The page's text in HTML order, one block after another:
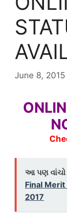
June 8, 2015
આ પણ વાંચો
Final
2017